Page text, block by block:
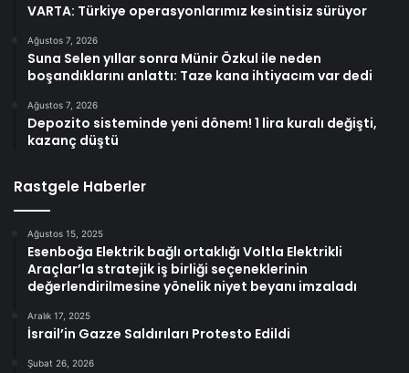
VARTA: Türkiye operasyonlarımız kesintisiz sürüyor
Ağustos 7, 2026
Suna Selen yıllar sonra Münir Özkul ile neden
boşandıklarını anlattı: Taze kana ihtiyacım var dedi
Ağustos 7, 2026
Depozito sisteminde yeni dönem! 1 lira kuralı değişti,
kazanç düştü
Rastgele Haberler
Ağustos 15, 2025
Esenboğa Elektrik bağlı ortaklığı Voltla Elektrikli
Araçlar’la stratejik iş birliği seçeneklerinin
değerlendirilmesine yönelik niyet beyanı imzaladı
Aralık 17, 2025
İsrail’in Gazze Saldırıları Protesto Edildi
Şubat 26, 2026